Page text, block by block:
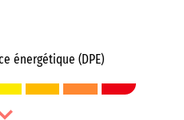
énergétique (DPE)